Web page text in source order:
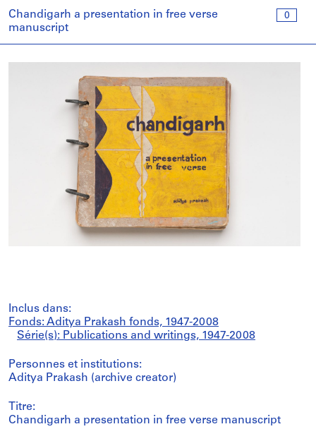
0
Chandigarh a presentation in free verse
manuscript
Inclus dans:
Fonds: Aditya Prakash fonds, 1947-2008
Série(s): Publications and writings, 1947-2008
Personnes et institutions:
Aditya Prakash (archive creator)
Titre:
Chandigarh a presentation in free verse manuscript